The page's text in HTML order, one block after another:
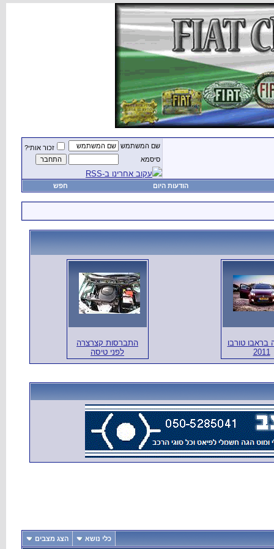
שם המשתמש
זכור אותי?
סיסמא
עקוב אחרינו ב-RSS
הודעות היום חפש
בראבו טורבו
2011
התברסות קצרצרה
לפני טיסה
כלי נושא הצג מצבים